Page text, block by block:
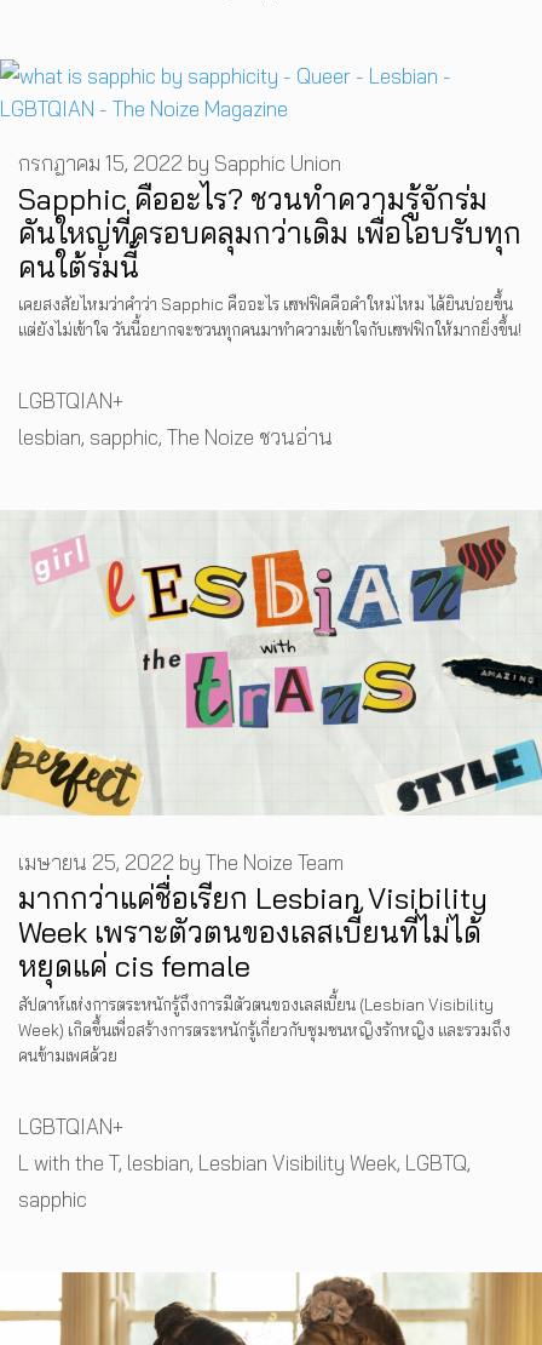
Sapphic คืออะไร? ชวนทำความรู้จักร่ม
คันใหญ่ที่ครอบคลุมกว่าเดิม เพื่อโอบรับทุก
คนใต้ร่มนี้
กรกฎาคม 15, 2022 by Sapphic Union
เคยสงสัยไหมว่าคำว่า Sapphic คืออะไร แซฟฟิคคือคำใหม่ไหม ได้ยินบ่อยขึ้น
แต่ยังไม่เข้าใจ วันนี้อยากจะชวนทุกคนมาทำความเข้าใจกับแซฟฟิกให้มากยิ่งขึ้น!
Categories
LGBTQIAN+
Tags
lesbian, sapphic, The Noize ชวนอ่าน
มากกว่าแค่ชื่อเรียก Lesbian Visibility
Week เพราะตัวตนของเลสเบี้ยนที่ไม่ได้
หยุดแค่ cis female
เมษายน 25, 2022 by The Noize Team
สัปดาห์แห่งการตระหนักรู้ถึงการมีตัวตนของเลสเบี้ยน (Lesbian Visibility
Week) เกิดขึ้นเพื่อสร้างการตระหนักรู้เกี่ยวกับชุมชนหญิงรักหญิง และรวมถึง
คนข้ามเพศด้วย
Categories
LGBTQIAN+
Tags
L with the T, lesbian, Lesbian Visibility Week, LGBTQ,
sapphic